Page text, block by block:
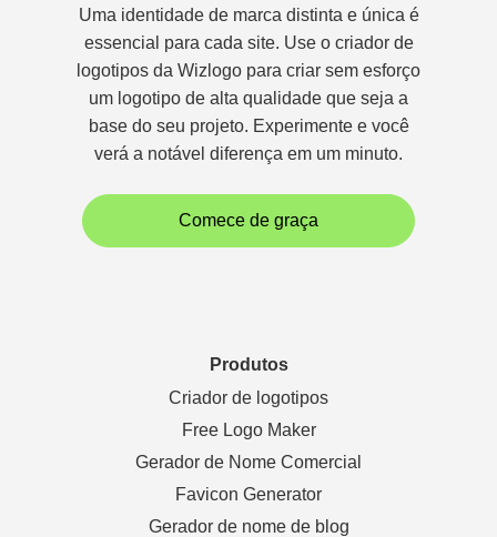
Uma identidade de marca distinta e única é
essencial para cada site. Use o criador de
logotipos da Wizlogo para criar sem esforço
um logotipo de alta qualidade que seja a
base do seu projeto. Experimente e você
verá a notável diferença em um minuto.
Comece de graça
Produtos
Criador de logotipos
Free Logo Maker
Gerador de Nome Comercial
Favicon Generator
Gerador de nome de blog